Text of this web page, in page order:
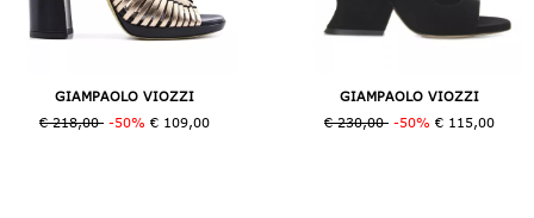
GIAMPAOLO VIOZZI
€ 218,00 -50% € 109,00
GIAMPAOLO VIOZZI
€ 230,00 -50% € 115,00